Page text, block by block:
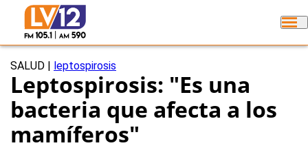
SALUD leptospirosis
Leptospirosis: "Es una
bacteria que afecta a los
mamíferos"